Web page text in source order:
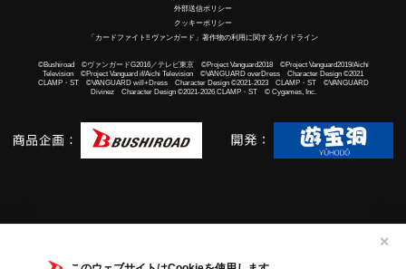
✕
外部送信ポリシー
クッキーポリシー
「カードファイト!! ヴァンガード」著作物の利用に関するガイドライン
©Bushiroad ©ヴァンガードG2016／テレビ東京 ©Project Vanguard2018 ©Project Vanguard2019/Aichi
Television ©Project Vanguard if/Aichi Television ©VANGUARD overDress Character Design ©2021
CLAMP・ST ©VANGUARD will+Dress Character Design ©2021-2023 CLAMP・ST ©VANGUARD
Divinez Character Design ©2021-2026 CLAMP・ST © Cygames, Inc.